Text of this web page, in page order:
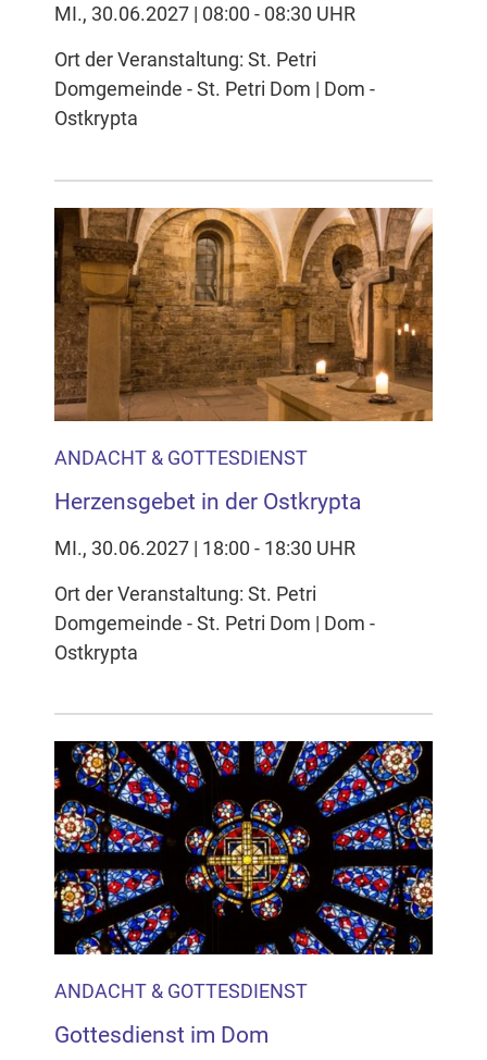
MI., 30.06.2027 | 08:00 - 08:30 UHR
Ort der Veranstaltung: St. Petri
Domgemeinde - St. Petri Dom | Dom -
Ostkrypta
ANDACHT & GOTTESDIENST
Herzensgebet in der Ostkrypta
MI., 30.06.2027 | 18:00 - 18:30 UHR
Ort der Veranstaltung: St. Petri
Domgemeinde - St. Petri Dom | Dom -
Ostkrypta
ANDACHT & GOTTESDIENST
Gottesdienst im Dom